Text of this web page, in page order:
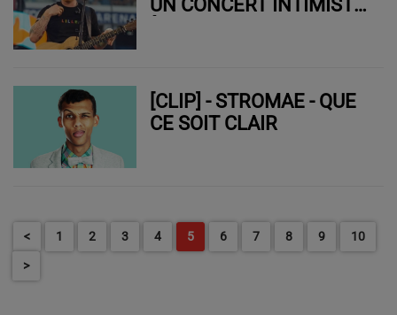
UN CONCERT INTIMISTE
[CLIP] - STROMAE - QUE
CE SOIT CLAIR
< 1 2 3 4 5 6 7 8 9 10
>